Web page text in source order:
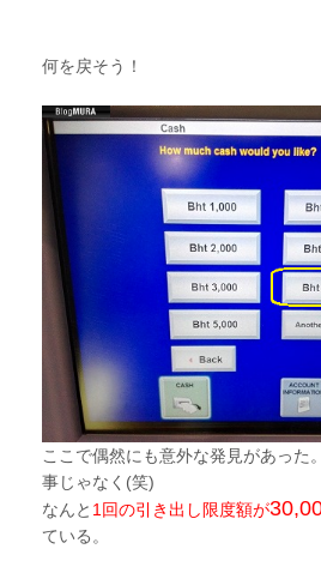
何を戻そう！
ここで偶然にも意外な発見があった
事じゃなく(笑)
なんと 1回の引き出し限度額が
ている。